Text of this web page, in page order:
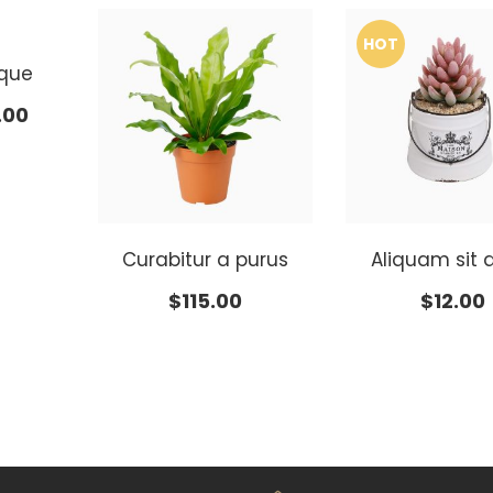
Curabitur a purus
$115.00
HOT
Aliquam sit
$12.00